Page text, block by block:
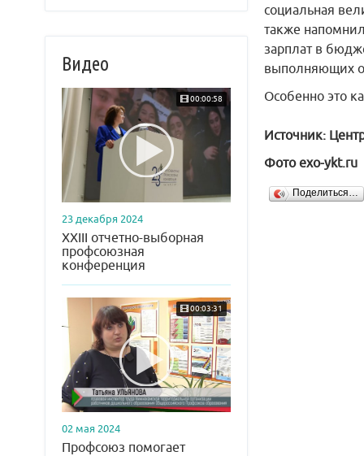
Видео
00:00:58
23 декабря 2024
XXIII отчетно-выборная
профсоюзная
конференция
00:03:31
02 мая 2024
Профсоюз помогает
социальная
также
зарплат в
выполняющих
Особенно это
Источник:
Фото exo-ykt.ru
Поделиться…